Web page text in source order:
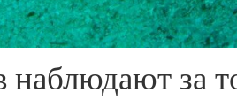
наблюдают за